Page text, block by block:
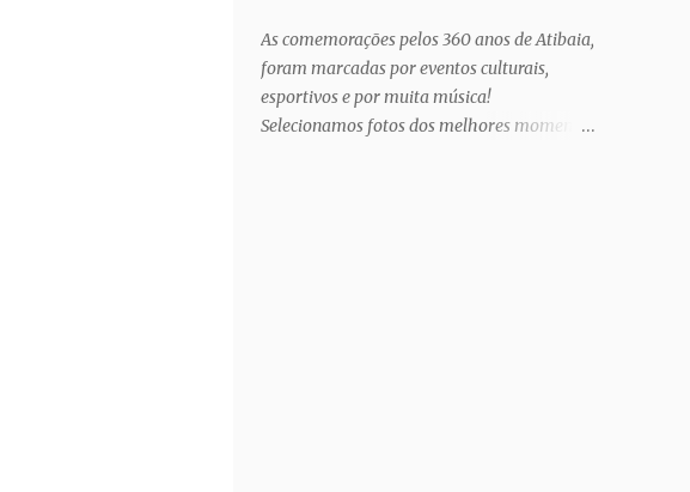
As comemorações pelos 360 anos de Atibaia,
foram marcadas por eventos culturais,
esportivos e por muita música!
Selecionamos fotos dos melhores momentos